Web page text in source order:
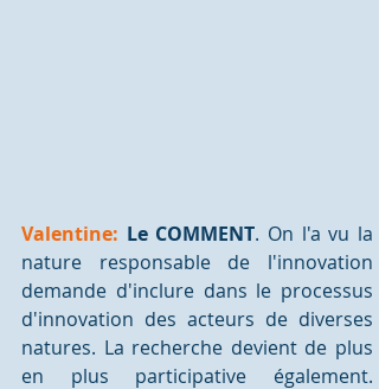
Valentine: Le COMMENT. On l'a vu la
nature responsable de l'innovation
demande d'inclure dans le processus
d'innovation des acteurs de diverses
natures. La recherche devient de plus